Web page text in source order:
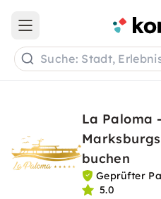
Open main menu
Suche: Stadt,
La Paloma -
buchen
Geprüfter
5.0